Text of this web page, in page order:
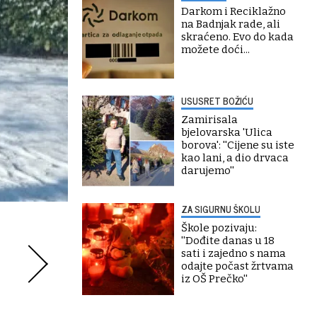
Darkom i Reciklažno
na Badnjak rade, ali
skraćeno. Evo do kada
možete doći...
USUSRET BOŽIĆU
Zamirisala
bjelovarska 'Ulica
borova': ''Cijene su iste
kao lani, a dio drvaca
darujemo''
ZA SIGURNU ŠKOLU
Škole pozivaju:
''Dođite danas u 18
sati i zajedno s nama
odajte počast žrtvama
iz OŠ Prečko''